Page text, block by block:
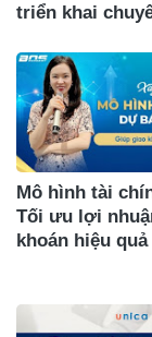
triển khai
Mô hình tài
Tối ưu lợi
khoán hiệu quả